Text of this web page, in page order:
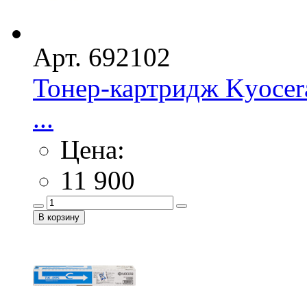
Арт. 692102
Тонер-картридж
...
Цена:
11 900